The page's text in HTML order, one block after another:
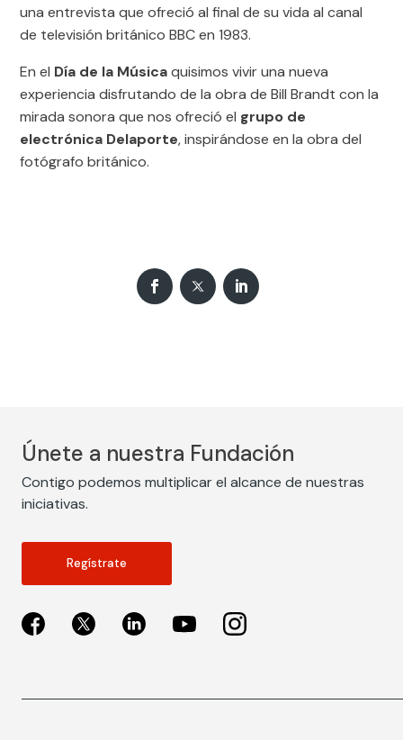
una entrevista que ofreció al final de su vida al canal
de televisión británico BBC en 1983.
En el Día de la Músicaquisimos vivir una nueva
experiencia disfrutando de la obra de Bill Brandt con la
mirada sonora que nos ofreció el grupo de
electrónica Delaporte, inspirándose en la obra del
fotógrafo británico.
Únete a nuestra Fundación
Contigo podemos multiplicar el alcance de nuestras
iniciativas.
Regístrate